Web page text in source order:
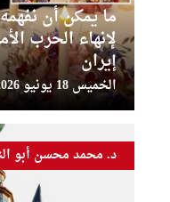
ما يمكن أن
لإنهاء الحرب
إيران
الخميس 18 يونيو 2026 - 15:01:18
د. محمد محسن أبو